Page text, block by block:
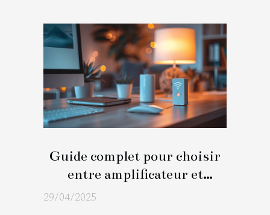
Guide complet pour choisir
entre amplificateur et
répétiteur WiFi à la maison
29/04/2025